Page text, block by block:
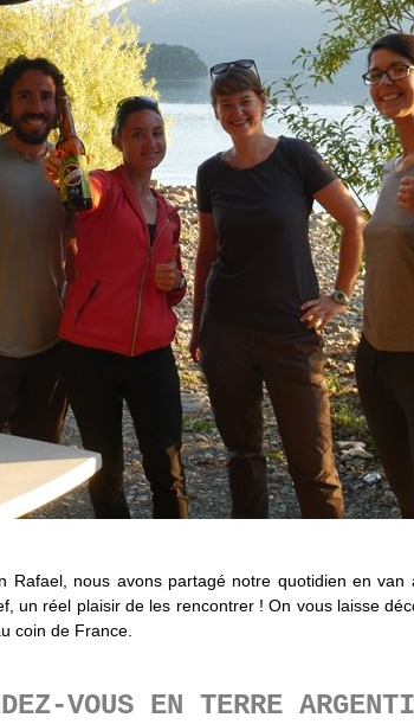
Rafael, nous avons partagé notre quotidien en
un réel plaisir de les rencontrer ! On vous laisse
coin de France.
VOUS EN TERRE